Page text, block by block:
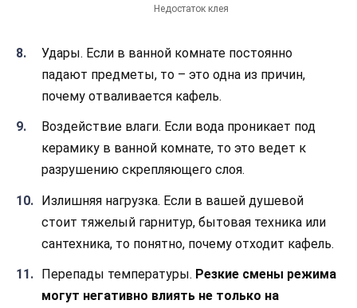
Недостаток клея
Удары. Если в ванной комнате постоянно
падают предметы, то – это одна из причин,
почему отваливается кафель.
Воздействие влаги. Если вода проникает под
керамику в ванной комнате, то это ведет к
разрушению скрепляющего слоя.
Излишняя нагрузка. Если в вашей душевой
стоит тяжелый гарнитур, бытовая техника или
сантехника, то понятно, почему отходит кафель.
Перепады температуры. Резкие смены режима
могут негативно влиять не только на